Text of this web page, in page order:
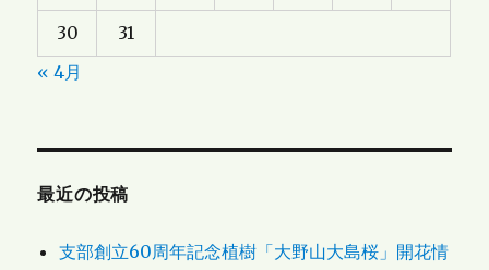
30
31
« 4月
最近の投稿
支部創立60周年記念植樹「大野山大島桜」開花情